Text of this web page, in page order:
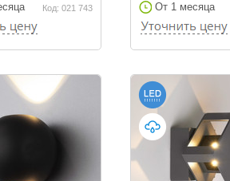
Код: 021 743 От 1 месяца